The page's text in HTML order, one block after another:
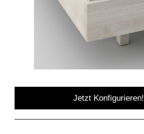
Jetzt Konfigurieren!